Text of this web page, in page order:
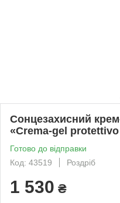
Сонцезахисний
«Crema-gel
Готово до відправки
Код: 43519
Роздріб
1 530 ₴